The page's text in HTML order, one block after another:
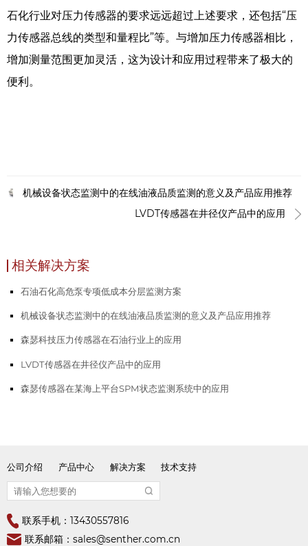
石化行业对压力传感器的要求远远超过上述要求，还包括“压
力传感器总线的类型和量程比”等。与增加压力传感器相比，
增加测量范围更加灵活，这为设计和应用过程带来了极大的
便利。
机械设备状态监测中的在线油液品质监测的意义及产品应用推荐
LVDT传感器在井径仪产品中的应用
相关解决方案
石油石化高危泵专项低成本分层监测方案
机械设备状态监测中的在线油液品质监测的意义及产品应用推荐
森瑟科技压力传感器在石油行业上的应用
LVDT传感器在井径仪产品中的应用
森瑟传感器在某海上平台SPM状态监测系统中的应用
公司介绍 产品中心 解决方案 技术支持
联系手机：13430557816
联系邮箱：sales@senther.com.cn